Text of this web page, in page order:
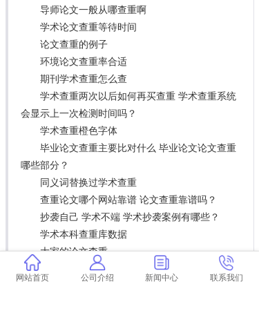
导师论文一般从哪查重啊
学术论文查重等待时间
论文查重的例子
环境论文查重率合适
期刊学术查重怎么查
学术查重两次以后如何再买查重 学术查重系统
会显示上一次检测时间吗？
学术查重橙色字体
毕业论文查重主要比对什么 毕业论文论文查重
哪些部分？
同义词替换过学术查重
查重论文哪个网站靠谱 论文查重靠谱吗？
抄袭自己 学术不端 学术抄袭案例有哪些？
学术本科查重库数据
大家的论文查重
不同学校毕业论文查重吗
网站首页 公司介绍 新闻中心 联系我们